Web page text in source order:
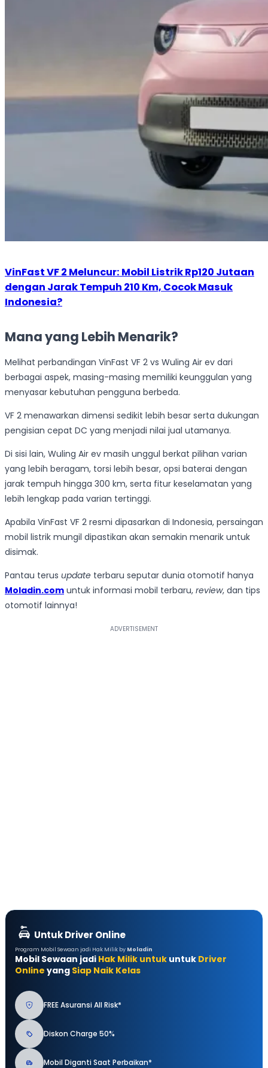
VinFast VF 2 Meluncur: Mobil Listrik Rp120 Jutaan
dengan Jarak Tempuh 210 Km, Cocok Masuk
Indonesia?
Mana yang Lebih Menarik?
Melihat perbandingan VinFast VF 2 vs Wuling Air ev dari
berbagai aspek, masing-masing memiliki keunggulan yang
menyasar kebutuhan pengguna berbeda.
VF 2 menawarkan dimensi sedikit lebih besar serta dukungan
pengisian cepat DC yang menjadi nilai jual utamanya.
Di sisi lain, Wuling Air ev masih unggul berkat pilihan varian
yang lebih beragam, torsi lebih besar, opsi baterai dengan
jarak tempuh hingga 300 km, serta fitur keselamatan yang
lebih lengkap pada varian tertinggi.
Apabila VinFast VF 2 resmi dipasarkan di Indonesia, persaingan
mobil listrik mungil dipastikan akan semakin menarik untuk
disimak.
Pantau terus update terbaru seputar dunia otomotif hanya
Moladin.com untuk informasi mobil terbaru, review, dan tips
otomotif lainnya!
Untuk Driver Online
Program Mobil Sewaan jadi Hak Milik by Moladin
Mobil Sewaan jadi Hak Milik untuk untuk Driver
Online yang Siap Naik Kelas
FREE Asuransi All Risk*
Diskon Charge 50%
Mobil Diganti Saat Perbaikan*